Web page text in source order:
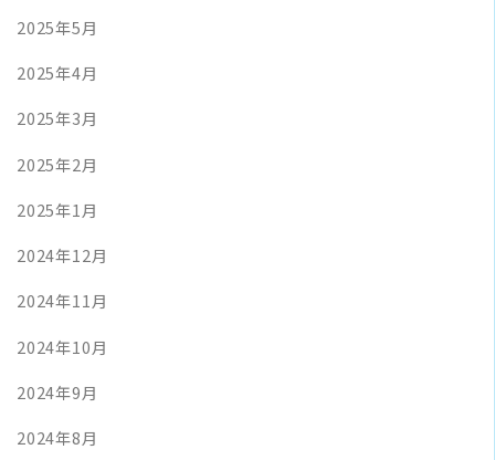
2025年5月
2025年4月
2025年3月
2025年2月
2025年1月
2024年12月
2024年11月
2024年10月
2024年9月
2024年8月